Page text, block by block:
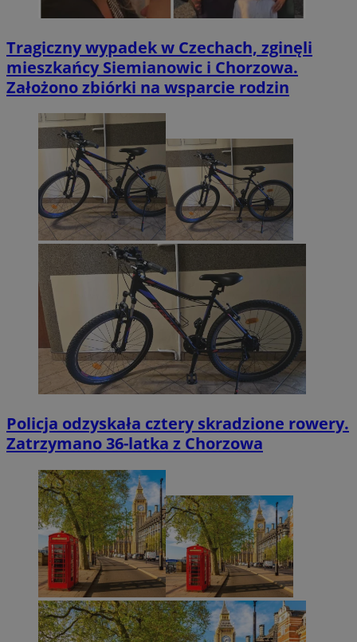
Tragiczny wypadek w Czechach, zginęli
mieszkańcy Siemianowic i Chorzowa.
Założono zbiórki na wsparcie rodzin
Policja odzyskała cztery skradzione rowery.
Zatrzymano 36-latka z Chorzowa